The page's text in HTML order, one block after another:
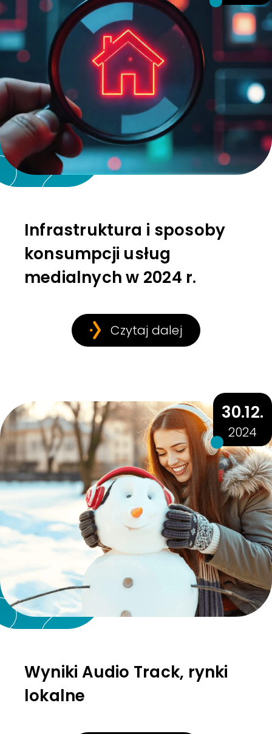
Infrastruktura i sposoby
konsumpcji usług
medialnych w 2024 r.
Czytaj dalej
Wyniki Audio Track, rynki
lokalne
30.12.
2024